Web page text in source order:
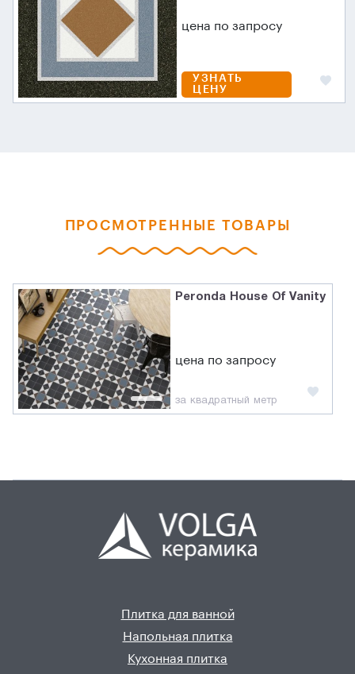
цена по запросу
УЗНАТЬ
ЦЕНУ
ПРОСМОТРЕННЫЕ ТОВАРЫ
Peronda House Of Vanity
цена по запросу
за квадратный метр
Плитка для ванной
Напольная плитка
Кухонная плитка